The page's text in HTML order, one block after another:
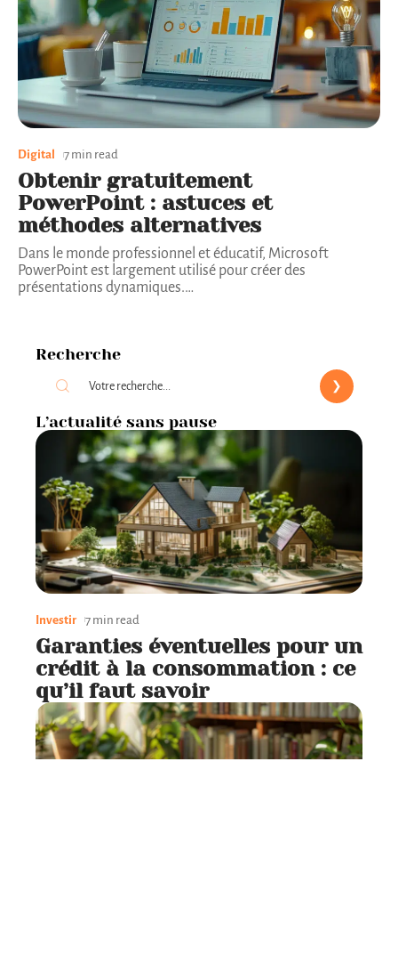
Digital 7 min read
Obtenir gratuitement
PowerPoint : astuces et
méthodes alternatives
Dans le monde professionnel et éducatif, Microsoft
PowerPoint est largement utilisé pour créer des
présentations dynamiques.…
Recherche
L’actualité sans pause
Investir 7 min read
Garanties éventuelles pour un
crédit à la consommation : ce
qu’il faut savoir